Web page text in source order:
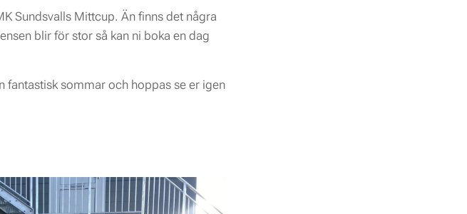
Sundsvalls Mittcup. Än finns det några
blir för stor så kan ni boka en dag
fantastisk sommar och hoppas se er igen